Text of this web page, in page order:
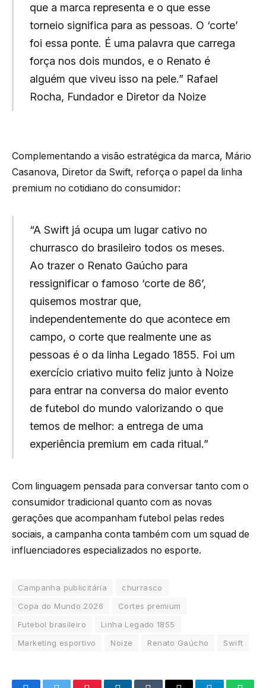
que a marca representa e o que esse
torneio significa para as pessoas. O ‘corte’
foi essa ponte. É uma palavra que carrega
força nos dois mundos, e o Renato é
alguém que viveu isso na pele.” Rafael
Rocha, Fundador e Diretor da Noize
Complementando a visão estratégica da marca, Mário
Casanova, Diretor da Swift, reforça o papel da linha
premium no cotidiano do consumidor:
“A Swift já ocupa um lugar cativo no
churrasco do brasileiro todos os meses.
Ao trazer o Renato Gaúcho para
ressignificar o famoso ‘corte de 86’,
quisemos mostrar que,
independentemente do que acontece em
campo, o corte que realmente une as
pessoas é o da linha Legado 1855. Foi um
exercício criativo muito feliz junto à Noize
para entrar na conversa do maior evento
de futebol do mundo valorizando o que
temos de melhor: a entrega de uma
experiência premium em cada ritual.”
Com linguagem pensada para conversar tanto com o
consumidor tradicional quanto com as novas
gerações que acompanham futebol pelas redes
sociais, a campanha conta também com um squad de
influenciadores especializados no esporte.
Campanha publicitária
churrasco
Copa do Mundo 2026
Cortes premium
Futebol brasileiro
Linha Legado 1855
Marketing esportivo
Noize Renato Gaúcho Swift